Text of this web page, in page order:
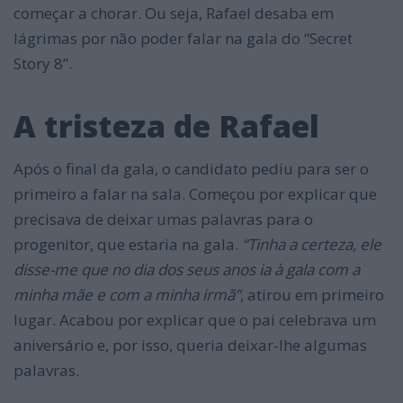
começar a chorar. Ou seja, Rafael desaba em
lágrimas por não poder falar na gala do “Secret
Story 8”.
A tristeza de Rafael
Após o final da gala, o candidato pediu para ser o
primeiro a falar na sala. Começou por explicar que
precisava de deixar umas palavras para o
progenitor, que estaria na gala. “Tinha a certeza, ele
disse-me que no dia dos seus anos ia à gala com a
minha mãe e com a minha irmã”, atirou em primeiro
lugar. Acabou por explicar que o pai celebrava um
aniversário e, por isso, queria deixar-lhe algumas
palavras.